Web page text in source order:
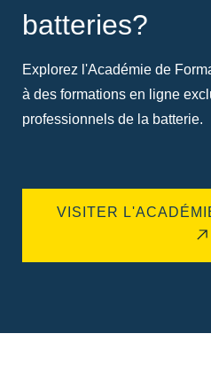
batteries?
Explorez l'Académie de
à des formations en ligne
professionnels de la batterie.
VISITER